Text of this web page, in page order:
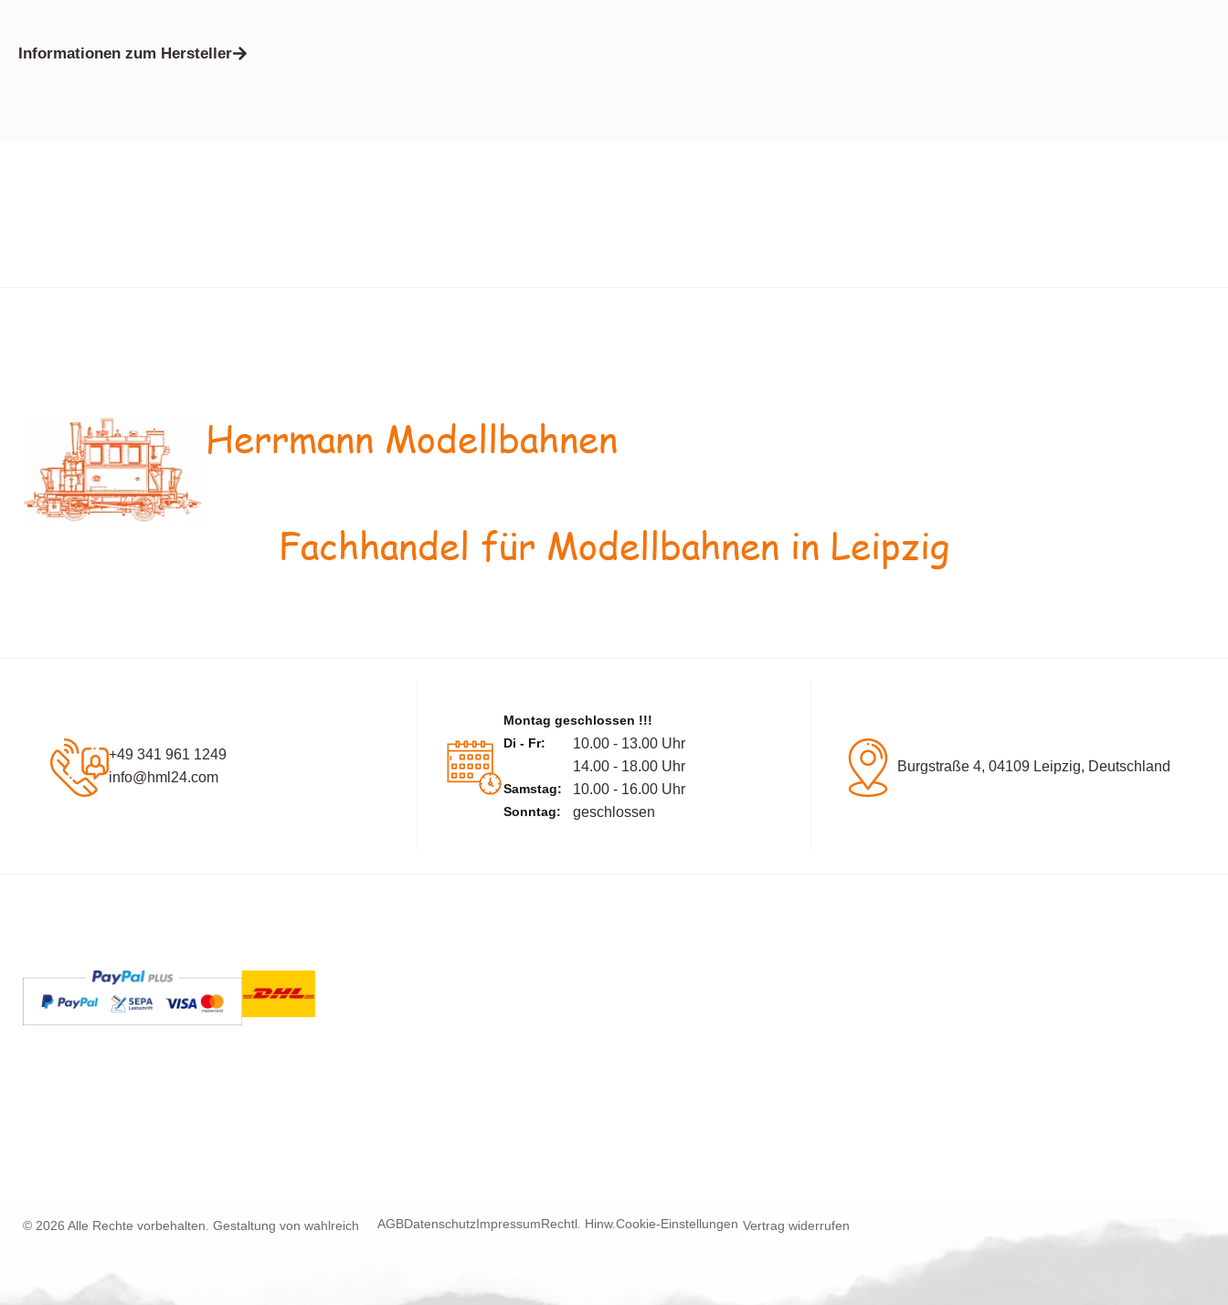
Informationen zum Hersteller
Herrmann Modellbahnen
Fachhandel für Modellbahnen in Leipzig
+49 341 961 1249
info@hml24.com
Montag geschlossen !!!
Di - Fr:
10.00 - 13.00 Uhr
14.00 - 18.00 Uhr
Samstag: 10.00 - 16.00 Uhr
Sonntag: geschlossen
Burgstraße 4, 04109 Leipzig, Deutschland
© 2026 Alle Rechte vorbehalten. Gestaltung von wahlreich AGBDatenschutzImpressumRechtl. Hinw.Cookie-Einstellungen Vertrag widerrufen